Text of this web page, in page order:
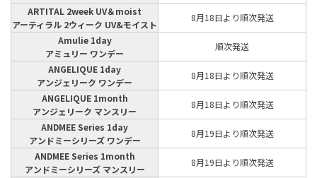
ARTITAL 2week UV＆moist
アーティラル 2ウィーク UV&モイスト
8月18日より順次発送
Amulie 1day
アミュリー ワンデー
順次発送
ANGELIQUE 1day
アンジェリーク ワンデー
8月18日より順次発送
ANGELIQUE 1month
アンジェリーク マンスリー
8月18日より順次発送
ANDMEE Series 1day
アンドミーシリーズ ワンデー
8月19日より順次発送
ANDMEE Series 1month
アンドミーシリーズ マンスリー
8月19日より順次発送